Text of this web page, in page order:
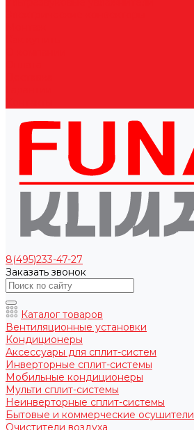
8(495)233-47-27
Заказать звонок
Каталог товаров
Вентиляционные установки
Кондиционеры
Аксессуары для сплит-систем
Инверторные сплит-системы
Мобильные кондиционеры
Мульти сплит-системы
Неинверторные сплит-системы
Бытовые и коммерческие осушители
Очистители воздуха